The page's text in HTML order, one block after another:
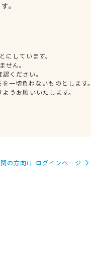
。
しています。
せん。
ください。
一切負わないものとします。
うお願いいたします。
の方向け ログインページ